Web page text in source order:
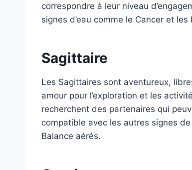
correspondre à leur niveau
signes d’eau comme le Cancer et
Sagittaire
Les Sagittaires sont aventureux,
amour pour l’exploration et les
recherchent des partenaires qui
compatible avec les autres signes
Balance aérés.